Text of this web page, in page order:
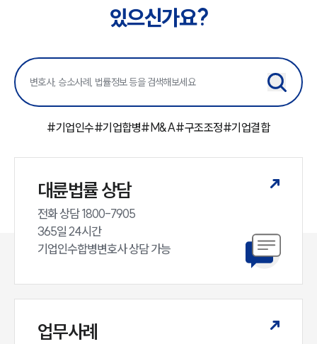
있으신가요?
#기업인수#기업합병#M&A#구조조정#기업결합
대륜법률 상담
전화 상담 1800-7905
365일 24시간
기업인수합병변호사 상담 가능
업무사례